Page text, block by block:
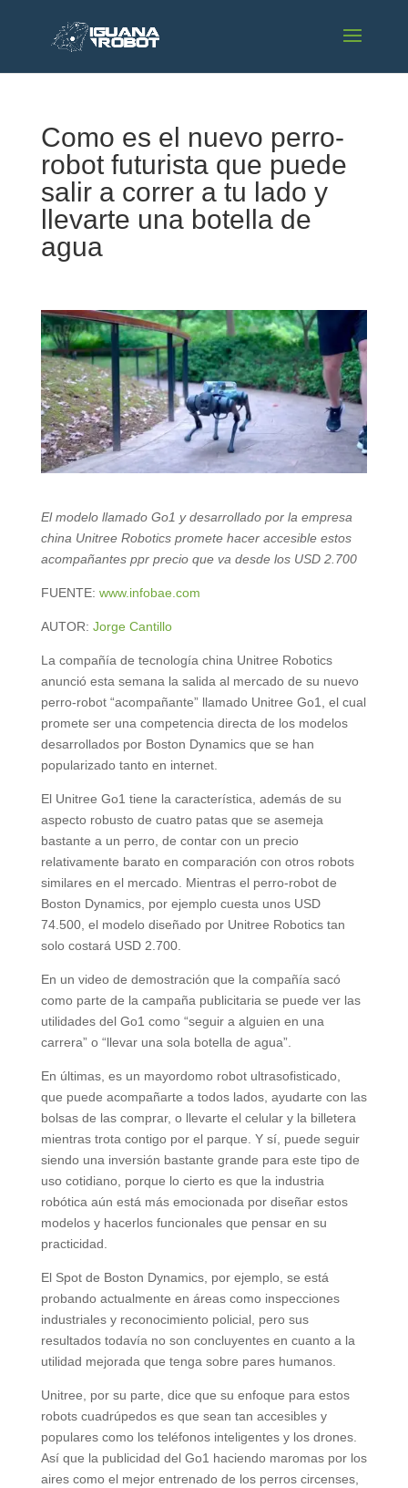
Como es el nuevo perro-
robot futurista que puede
salir a correr a tu lado y
llevarte una botella de
agua
El modelo llamado Go1 y desarrollado por la empresa
china Unitree Robotics promete hacer accesible estos
acompañantes ppr precio que va desde los USD 2.700
FUENTE: www.infobae.com
AUTOR: Jorge Cantillo
La compañía de tecnología china Unitree Robotics
anunció esta semana la salida al mercado de su nuevo
perro-robot “acompañante” llamado Unitree Go1, el cual
promete ser una competencia directa de los modelos
desarrollados por Boston Dynamics que se han
popularizado tanto en internet.
El Unitree Go1 tiene la característica, además de su
aspecto robusto de cuatro patas que se asemeja
bastante a un perro, de contar con un precio
relativamente barato en comparación con otros robots
similares en el mercado. Mientras el perro-robot de
Boston Dynamics, por ejemplo cuesta unos USD
74.500, el modelo diseñado por Unitree Robotics tan
solo costará USD 2.700.
En un video de demostración que la compañía sacó
como parte de la campaña publicitaria se puede ver las
utilidades del Go1 como “seguir a alguien en una
carrera” o “llevar una sola botella de agua”.
En últimas, es un mayordomo robot ultrasofisticado,
que puede acompañarte a todos lados, ayudarte con las
bolsas de las comprar, o llevarte el celular y la billetera
mientras trota contigo por el parque. Y sí, puede seguir
siendo una inversión bastante grande para este tipo de
uso cotidiano, porque lo cierto es que la industria
robótica aún está más emocionada por diseñar estos
modelos y hacerlos funcionales que pensar en su
practicidad.
El Spot de Boston Dynamics, por ejemplo, se está
probando actualmente en áreas como inspecciones
industriales y reconocimiento policial, pero sus
resultados todavía no son concluyentes en cuanto a la
utilidad mejorada que tenga sobre pares humanos.
Unitree, por su parte, dice que su enfoque para estos
robots cuadrúpedos es que sean tan accesibles y
populares como los teléfonos inteligentes y los drones.
Así que la publicidad del Go1 haciendo maromas por los
aires como el mejor entrenado de los perros circenses,